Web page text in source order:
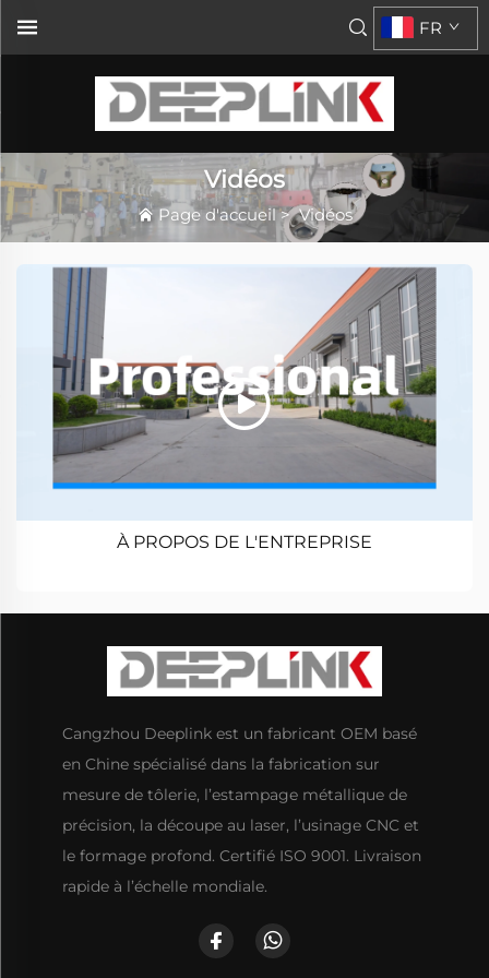
FR
Vidéos
Page d'accueil>Vidéos
À PROPOS DE L'ENTREPRISE
Cangzhou Deeplink est un fabricant OEM basé
en Chine spécialisé dans la fabrication sur
mesure de tôlerie, l’estampage métallique de
précision, la découpe au laser, l’usinage CNC et
le formage profond. Certifié ISO 9001. Livraison
rapide à l’échelle mondiale.